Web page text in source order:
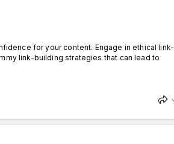
for your content. Engage in ethical link-
link-building strategies that can lead to